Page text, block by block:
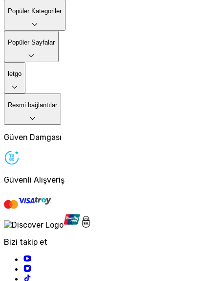
Popüler Kategoriler
Popüler Sayfalar
letgo
Resmi bağlantılar
Güven Damgası
Güvenli Alışveriş
Bizi takip et